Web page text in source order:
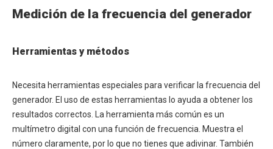
Medición de la frecuencia del generador
Herramientas y métodos
Necesita herramientas especiales para verificar la frecuencia del
generador. El uso de estas herramientas lo ayuda a obtener los
resultados correctos. La herramienta más común es un
multímetro digital con una función de frecuencia. Muestra el
número claramente, por lo que no tienes que adivinar. También